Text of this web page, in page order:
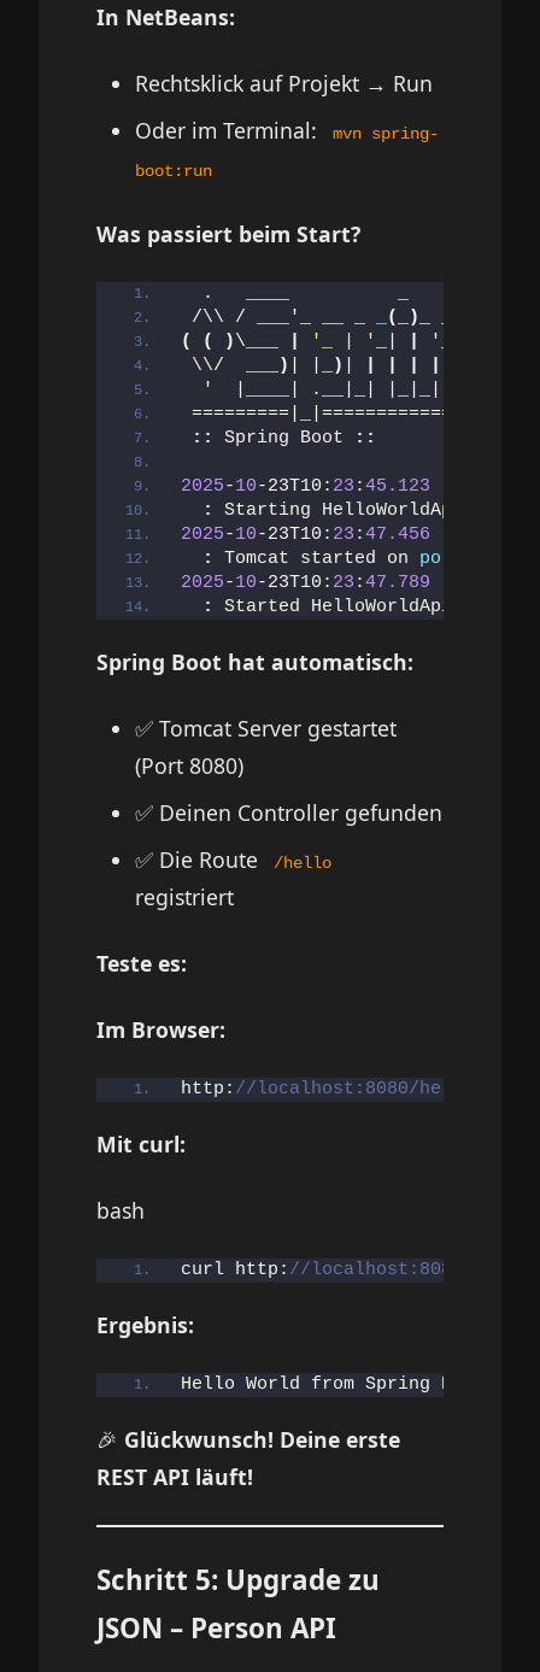
In NetBeans:
Rechtsklick auf Projekt → Run
Oder im Terminal:
mvn spring-
boot:run
Was passiert beim Start?
.   ____          _
/\\ / ___'_ __ _
( )
(
( )\___ '_ | ' '_ \/ _`
\\/  ___
) )
  '  |____| .__|_| |_|_| |_\__,
::
Spring Boot ::
2025-10-23T10: 23 :45.123
:
Starting
2025-10-23T10: 23 :47.456
:
Tomcat started on port
2025-10-23T10: 23 :47.789
:
Started
Spring Boot hat automatisch:
✅ Tomcat Server gestartet
(Port 8080)
✅ Deinen Controller gefunden
✅ Die Route
/hello
registriert
Teste es:
Im Browser:
http: //localhost:8080/hello
Mit curl:
bash
curl http: //localhost:8080/hello
Ergebnis:
Hello World from Spring Boot!
🎉 Glückwunsch! Deine erste
REST API läuft!
Schritt 5: Upgrade zu
JSON – Person API